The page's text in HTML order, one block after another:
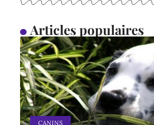
Articles populaires
CANINS